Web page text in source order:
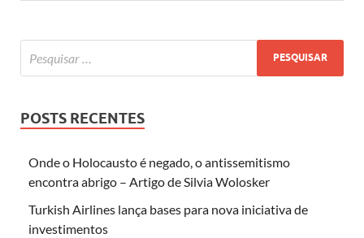
POSTS RECENTES
Onde o Holocausto é negado, o antissemitismo
encontra abrigo – Artigo de Silvia Wolosker
Turkish Airlines lança bases para nova iniciativa de
investimentos